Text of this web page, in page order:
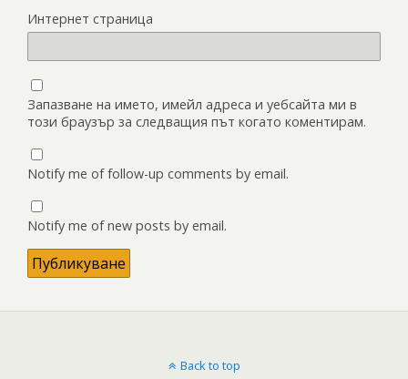
Интернет страница
Запазване на името, имейл адреса и уебсайта ми в
този браузър за следващия път когато коментирам.
Notify me of follow-up comments by email.
Notify me of new posts by email.
Back to top